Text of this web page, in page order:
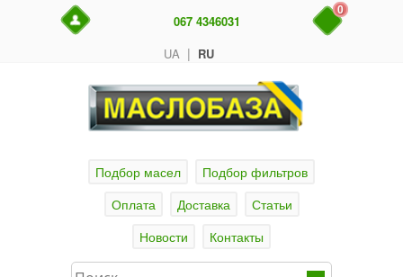
UA | RU
067 4346031
0
Подбор масел
Подбор фильтров
Оплата
Доставка
Статьи
Новости
Контакты